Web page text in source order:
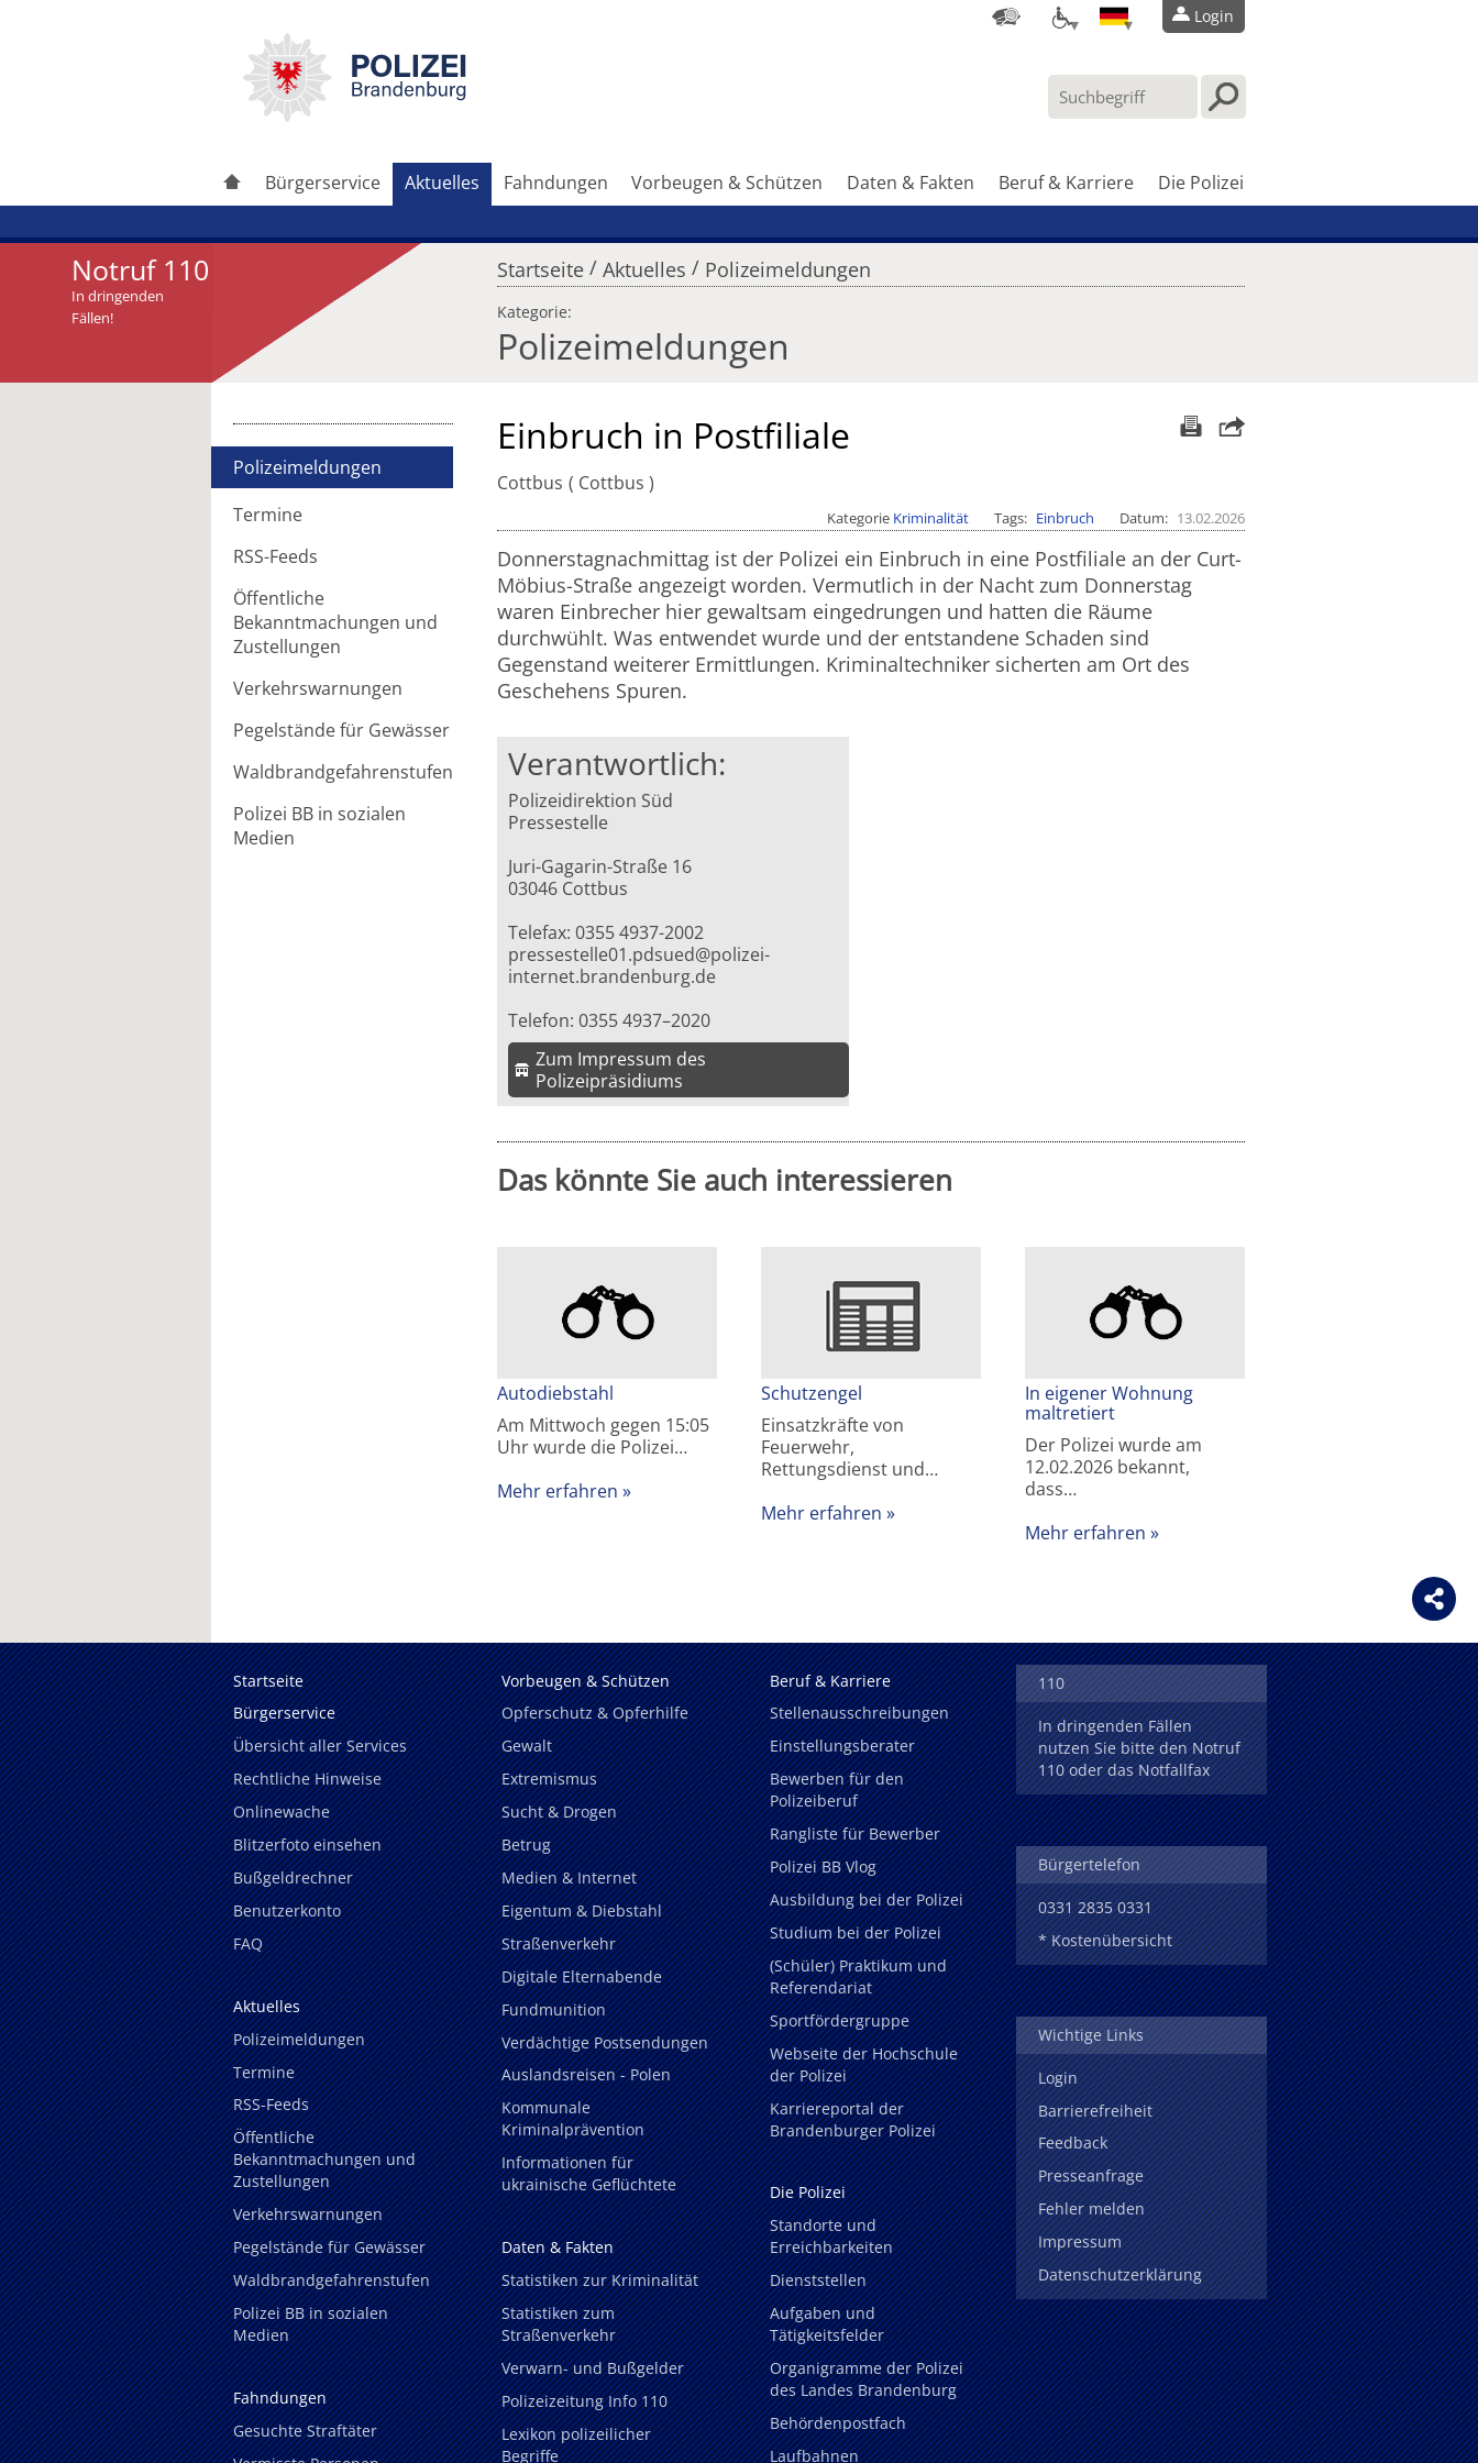
Login
Bürgerservice Aktuelles Fahndungen Vorbeugen & Schützen Daten & Fakten Beruf & Karriere Die Polizei
Notruf 110
In dringenden
Fällen!
Startseite / Aktuelles / Polizeimeldungen
Kategorie:
Polizeimeldungen
Polizeimeldungen
Termine
RSS-Feeds
Öffentliche
Bekanntmachungen und
Zustellungen
Verkehrswarnungen
Pegelstände für Gewässer
Waldbrandgefahrenstufen
Polizei BB in sozialen
Medien
Artikel weiterleiten Einbruch in Postfiliale
Cottbus Cottbus
Kategorie Kriminalität Tags Einbruch Datum 13.02.2026
Donnerstagnachmittag ist der Polizei ein Einbruch in eine Postfiliale an der Curt-
Möbius-Straße angezeigt worden. Vermutlich in der Nacht zum Donnerstag
waren Einbrecher hier gewaltsam eingedrungen und hatten die Räume
durchwühlt. Was entwendet wurde und der entstandene Schaden sind
Gegenstand weiterer Ermittlungen. Kriminaltechniker sicherten am Ort des
Geschehens Spuren.
Verantwortlich:
Polizeidirektion Süd
Pressestelle
Juri-Gagarin-Straße 16
03046 Cottbus
Telefax: 0355 4937-2002
pressestelle01.pdsued@polizei-
internet.brandenburg.de
Telefon: 0355 4937–2020
Zum Impressum des
Polizeipräsidiums
Das könnte Sie auch interessieren
Autodiebstahl
Am Mittwoch gegen 15:05
Uhr wurde die Polizei…
Mehr erfahren
Schutzengel
Einsatzkräfte von
Feuerwehr,
Rettungsdienst und…
Mehr erfahren
In eigener Wohnung
maltretiert
Der Polizei wurde am
12.02.2026 bekannt,
dass…
Mehr erfahren
Startseite
Bürgerservice
Übersicht aller Services
Rechtliche Hinweise
Onlinewache
Blitzerfoto einsehen
Bußgeldrechner
Benutzerkonto
FAQ
Aktuelles
Polizeimeldungen
Termine
RSS-Feeds
Öffentliche
Bekanntmachungen und
Zustellungen
Verkehrswarnungen
Pegelstände für Gewässer
Waldbrandgefahrenstufen
Polizei BB in sozialen
Medien
Fahndungen
Gesuchte Straftäter
Vorbeugen & Schützen
Opferschutz & Opferhilfe
Gewalt
Extremismus
Sucht & Drogen
Betrug
Medien & Internet
Eigentum & Diebstahl
Straßenverkehr
Digitale Elternabende
Fundmunition
Verdächtige Postsendungen
Auslandsreisen - Polen
Kommunale
Kriminalprävention
Informationen für
ukrainische Geflüchtete
Daten & Fakten
Statistiken zur Kriminalität
Statistiken zum
Straßenverkehr
Verwarn- und Bußgelder
Polizeizeitung Info 110
Lexikon polizeilicher
Begriffe
Beruf & Karriere
Stellenausschreibungen
Einstellungsberater
Bewerben für den
Polizeiberuf
Rangliste für Bewerber
Polizei BB Vlog
Ausbildung bei der Polizei
Studium bei der Polizei
(Schüler) Praktikum und
Referendariat
Sportfördergruppe
Webseite der Hochschule
der Polizei
Karriereportal der
Brandenburger Polizei
Die Polizei
Standorte und
Erreichbarkeiten
Dienststellen
Aufgaben und
Tätigkeitsfelder
Organigramme der Polizei
des Landes Brandenburg
Behördenpostfach
Laufbahnen
110
In dringenden Fällen
nutzen Sie bitte den Notruf
110 oder das Notfallfax
Bürgertelefon
0331 2835 0331
* Kostenübersicht
Wichtige Links
Login
Barrierefreiheit
Feedback
Presseanfrage
Fehler melden
Impressum
Datenschutzerklärung